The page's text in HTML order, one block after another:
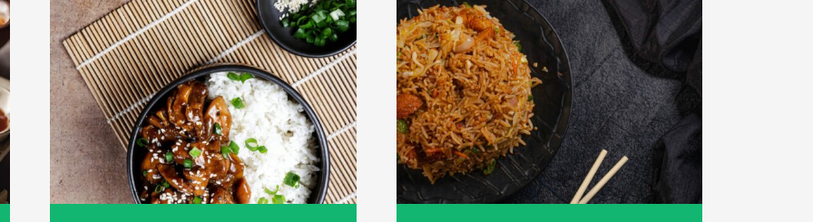
arroz salteado